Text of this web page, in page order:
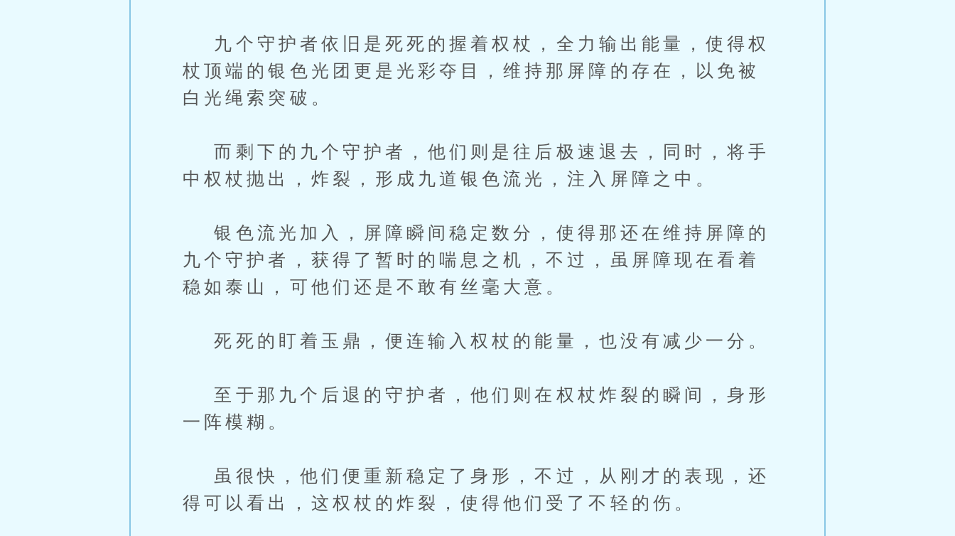
九个守护者依旧是死死的握着权杖，全力输出能量，使得权
杖顶端的银色光团更是光彩夺目，维持那屏障的存在，以免被
白光绳索突破。
而剩下的九个守护者，他们则是往后极速退去，同时，将手
中权杖抛出，炸裂，形成九道银色流光，注入屏障之中。
银色流光加入，屏障瞬间稳定数分，使得那还在维持屏障的
九个守护者，获得了暂时的喘息之机，不过，虽屏障现在看着
稳如泰山，可他们还是不敢有丝毫大意。
死死的盯着玉鼎，便连输入权杖的能量，也没有减少一分。
至于那九个后退的守护者，他们则在权杖炸裂的瞬间，身形
一阵模糊。
虽很快，他们便重新稳定了身形，不过，从刚才的表现，还
得可以看出，这权杖的炸裂，使得他们受了不轻的伤。